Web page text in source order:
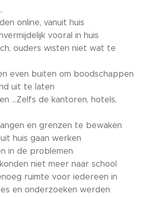
online, vanuit huis
vooral in huis
ouders wisten niet wat te
even buiten om boodschappen
uit te laten
...Zelfs de kantoren, hotels,
en grenzen te bewaken
huis gaan werken
in de problemen
niet meer naar school
ruimte voor iedereen in
en onderzoeken werden